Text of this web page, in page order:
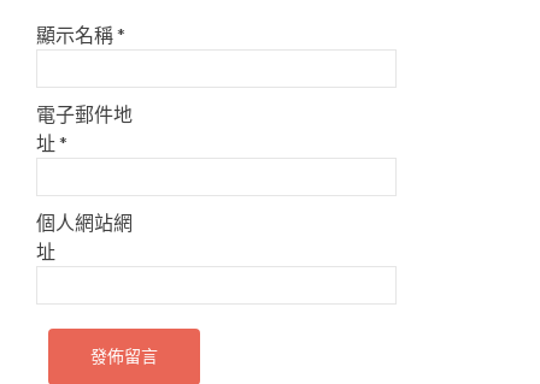
顯示名稱*
電子郵件地
址*
個人網站網
址